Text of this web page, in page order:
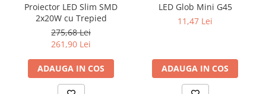
Proiector LED Slim SMD
2x20W cu Trepied
275,68 Lei
261,90 Lei
ADAUGA IN COS
LED Glob Mini G45
11,47 Lei
ADAUGA IN COS